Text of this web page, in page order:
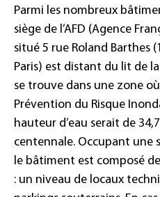
Parmi les nombreux
siège de l’AFD (Agence
situé 5 rue Roland Barthes
Paris) est distant du lit de
se trouve dans une zone
Prévention du Risque
hauteur d’eau serait de
centennale. Occupant une
le bâtiment est composé
: un niveau de locaux